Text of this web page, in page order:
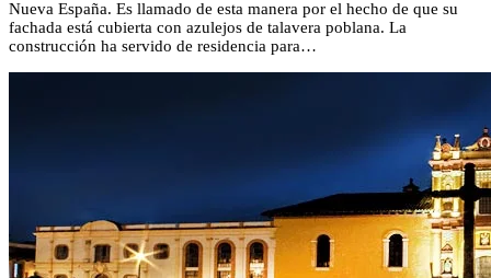
Nueva España. Es llamado de esta manera por el hecho de que su
fachada está cubierta con azulejos de talavera poblana. La
construcción ha servido de residencia para…